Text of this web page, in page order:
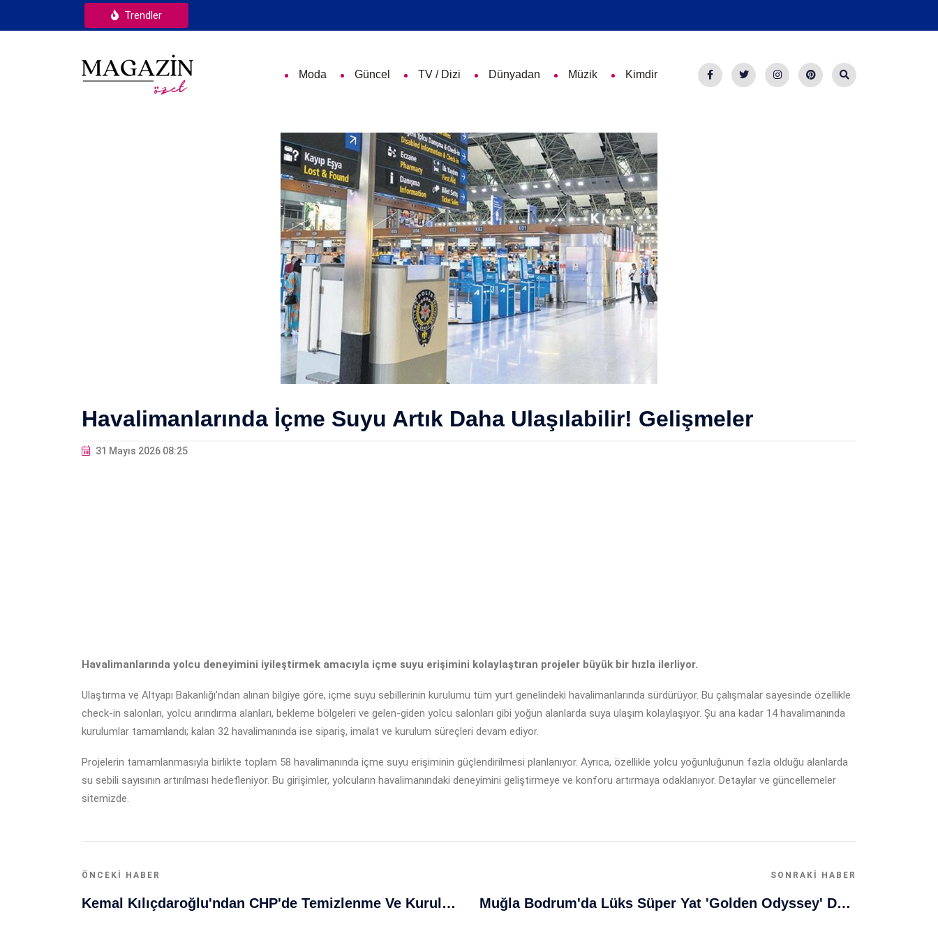
Trendler
Moda Güncel TV / Dizi Dünyadan Müzik Kimdir
Havalimanlarında İçme Suyu Artık Daha Ulaşılabilir! Gelişmeler
31 Mayıs 2026 08:25
Havalimanlarında yolcu deneyimini iyileştirmek amacıyla içme suyu erişimini kolaylaştıran projeler büyük bir hızla ilerliyor.
Ulaştırma ve Altyapı Bakanlığı’ndan alınan bilgiye göre, içme suyu sebillerinin kurulumu tüm yurt genelindeki havalimanlarında sürdürüyor. Bu çalışmalar sayesinde özellikle
check-in salonları, yolcu arındırma alanları, bekleme bölgeleri ve gelen-giden yolcu salonları gibi yoğun alanlarda suya ulaşım kolaylaşıyor. Şu ana kadar 14 havalimanında
kurulumlar tamamlandı; kalan 32 havalimanında ise sipariş, imalat ve kurulum süreçleri devam ediyor.
Projelerin tamamlanmasıyla birlikte toplam 58 havalimanında içme suyu erişiminin güçlendirilmesi planlanıyor. Ayrıca, özellikle yolcu yoğunluğunun fazla olduğu alanlarda
su sebili sayısının artırılması hedefleniyor. Bu girişimler, yolcuların havalimanındaki deneyimini geliştirmeye ve konforu artırmaya odaklanıyor. Detaylar ve güncellemeler
sitemizde.
ÖNCEKI HABER
Kemal Kılıçdaroğlu'ndan CHP'de Temizlenme Ve Kurultay Çağrısı: Güçlü Türkiye İçin Hesap Zamanı
SONRAKI HABER
Muğla Bodrum'da Lüks Süper Yat 'Golden Odyssey' Demirledi